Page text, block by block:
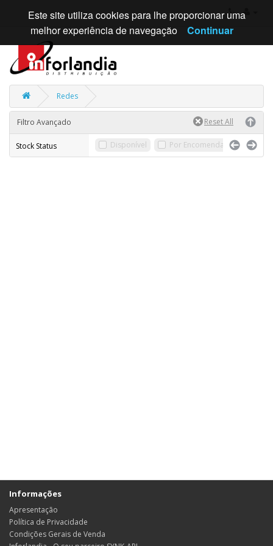
Redes
Filtro Avançado
Stock Status Disponível Por Encomenda Sem
Informações
Apresentação
Política de Privacidade
Condições Gerais de Venda
Este site utiliza cookies para lhe proporcionar uma
melhor experiência de navegação
Continuar